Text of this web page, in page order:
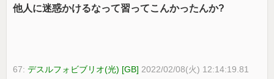
他人に迷惑かけるなって習ってこんかったんか?
67:デスルフォビブリオ(光) [GB] 2022/02/08(火) 12:14:19.81